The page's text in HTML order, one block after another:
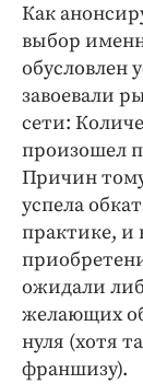
Как
выбор
обусловлен
завоевали
сети:
произошел
Причин
успела
практике, и
ожидали
желающих
нуля (хотя
франшизу).